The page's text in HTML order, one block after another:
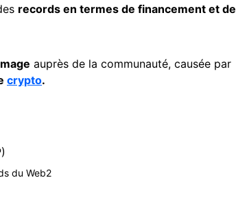
records en termes de financement et de
auprès de la communauté, causée par
crypto.
du Web2